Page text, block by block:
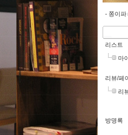
- 쫑이파
리스트
마
리뷰/페
리
방명록